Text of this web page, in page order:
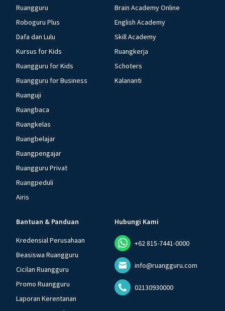
Ruangguru
Roboguru Plus
Dafa dan Lulu
Kursus for Kids
Ruangguru for Kids
Ruangguru for Business
Ruanguji
Ruangbaca
Ruangkelas
Ruangbelajar
Ruangpengajar
Ruangguru Privat
Ruangpeduli
Airis
Brain Academy Online
English Academy
Skill Academy
Ruangkerja
Schoters
Kalananti
Bantuan & Panduan
Kredensial Perusahaan
Beasiswa Ruangguru
Cicilan Ruangguru
Promo Ruangguru
Laporan Kerentanan
Hubungi Kami
+62 815-7441-0000
info@ruangguru.com
02130930000